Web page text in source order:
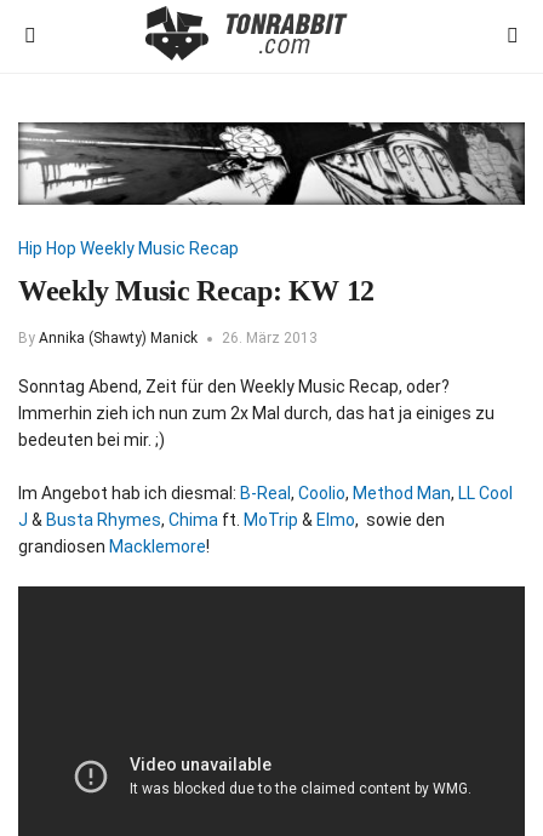
Hip Hop Weekly Music Recap
Weekly Music Recap: KW 12
By Annika (Shawty) Manick 26. März 2013
Sonntag Abend, Zeit für den Weekly Music Recap, oder?
Immerhin zieh ich nun zum 2x Mal durch, das hat ja einiges zu
bedeuten bei mir. ;)
Im Angebot hab ich diesmal: B-Real , Coolio, Method Man, LL Cool
J & Busta Rhymes, Chima ft. MoTrip & Elmo, sowie den
grandiosen Macklemore!